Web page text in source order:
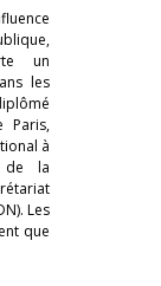
un
les
Paris,
à
de la
Les
que